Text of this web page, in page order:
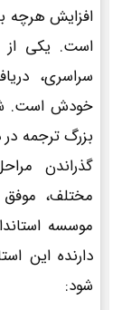
افزایش هرچه
است. یکی از
سراسری،
خودش است.
بزرگ ترجمه
گذراندن
مختلف،
موسسه
دارنده این
شود: